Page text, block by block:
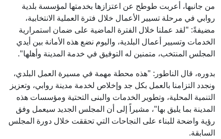
من جانبها، أعربت طوطح عن اعتزازها بخدمتها لمؤسسة بلدية
روابي في مرحلة تسيير الأعمال خلال فترة العملية الانتخابية،
مضيفةً: "لقد عملنا خلال الفترة الماضية على ضمان استمرارية
الخدمات وتسيير أعمال البلدية، واليوم نضع هذه الأمانة بين أيدي
المجلس المنتخب، متمنين له التوفيق في خدمة المدينة وأهلها".
بدوره، قال الناطور: "هذه محطة مهمة في مسيرة العمل البلدي،
ونجدد التزامنا بالعمل بكل جد وإخلاص لخدمة مدينة روابي، وتعزيز
التنمية المحلية، وتطوير الخدمات والبنى التحتية ومؤسسات هذه
المدينة بما يليق بها"، مشيراً إلى أن المجلس الجديد سيعمل وفق
رؤية واضحة للبناء على النجاحات التي تحققت خلال دورة المجلس
السابقة.